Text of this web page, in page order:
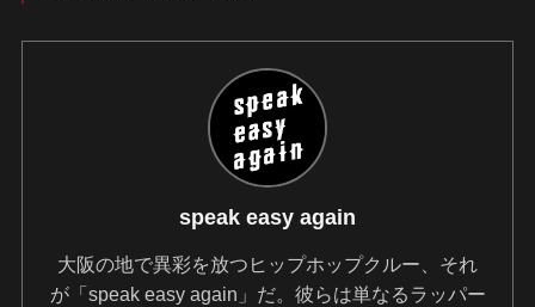
speak easy again
大阪の地で異彩を放つヒップホップクルー、それ
が「speak easy again」だ。彼らは単なるラッパー